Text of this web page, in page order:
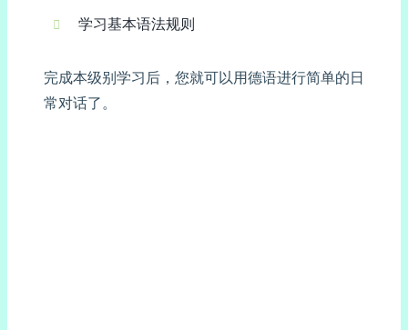
学习基本语法规则
完成本级别学习后，您就可以用德语进行简单的日
常对话了。